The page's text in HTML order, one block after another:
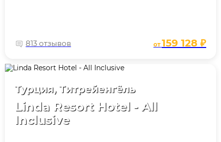
813 отзывов от159 128 ₽
Турция, Титрейенгёль
Linda Resort Hotel - All
Inclusive